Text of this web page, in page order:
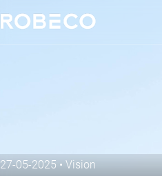
27-05-2025 • Vision